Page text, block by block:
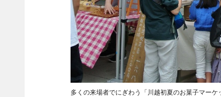
多くの来場者でにぎわう「川越初夏のお菓子マーケ